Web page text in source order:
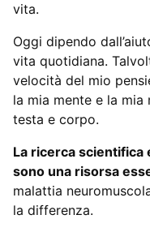
vita.
Oggi dipendo
vita quotidiana.
velocità del mio
la mia mente e la
testa e corpo.
La ricerca scientifica
sono una risorsa
malattia
la differenza.